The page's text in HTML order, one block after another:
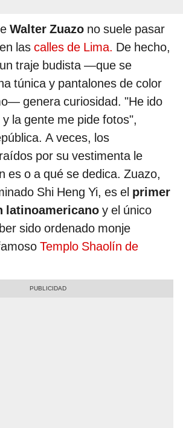
Walter Zuazo no suele pasar
las calles de Lima. De hecho,
traje budista —que se
túnica y pantalones de color
genera curiosidad. "He ido
la gente me pide fotos",
A veces, los
por su vestimenta le
es o a qué se dedica. Zuazo,
Shi Heng Yi, es el primer
latinoamericano y el único
sido ordenado monje
Templo Shaolín de